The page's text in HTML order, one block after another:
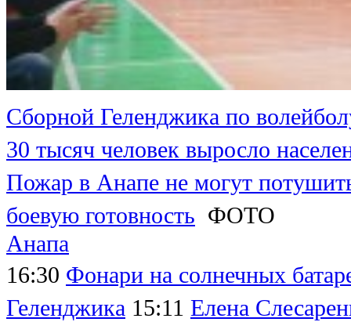
Сборной Геленджика по
30 тысяч человек выросло
Пожар в Анапе не могут
боевую готовность ФОТО
Анапа
16:30 Фонари на солнечных
Геленджика 15:11 Елена